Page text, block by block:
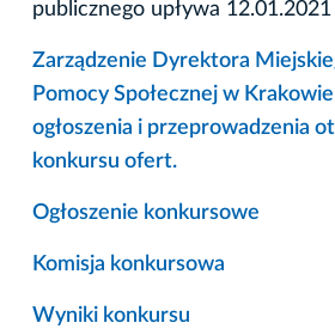
publicznego upływa
Zarządzenie Dyrektora
Pomocy Społecznej w
ogłoszenia i przeprowadzenia
konkursu ofert.
Ogłoszenie konkursowe
Komisja konkursowa
Wyniki konkursu